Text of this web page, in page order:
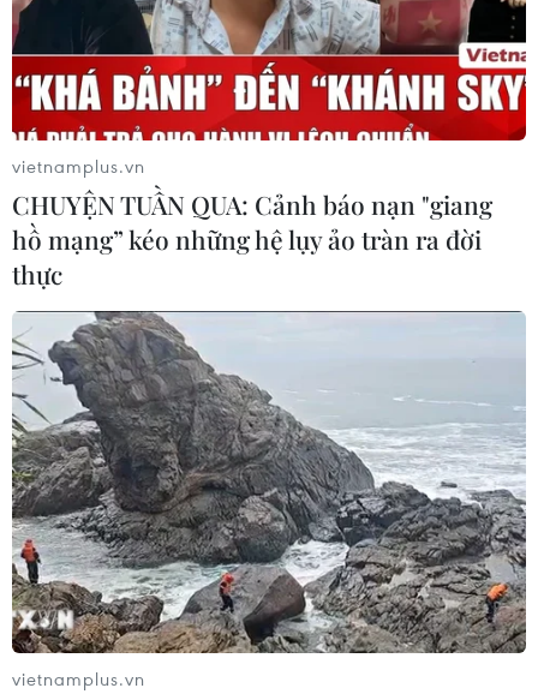
07/08/2026 03:54
Lào Cai khẩn trương tìm kiếm 2
người mất tích do mưa lũ
07/08/2026 03:04
Khẩn trương phân luồng giao thông
sau vụ sạt lở trên tuyến ĐT161 ở Lào
Cai
07/08/2026 02:37
Thời tiết ngày 7/8: Bắc Bộ và Bắc
Trung Bộ giảm mưa về đêm, cục bộ
có mưa to
06/08/2026 23:15
Xem thêm
vietnamplus.vn
CHUYỆN TUẦN QUA: Cảnh báo nạn "giang
hồ mạng” kéo những hệ lụy ảo tràn ra đời
thực
vietnamplus.vn